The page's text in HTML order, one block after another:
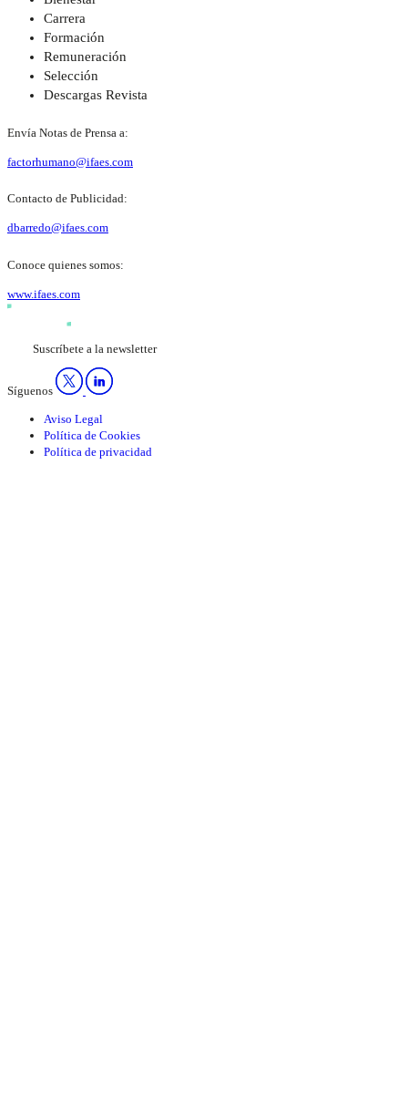
Carrera
Formación
Remuneración
Selección
Descargas Revista
Envía Notas de Prensa a:
factorhumano@ifaes.com
Contacto de Publicidad:
dbarredo@ifaes.com
Conoce quienes somos:
www.ifaes.com
Suscríbete a la newsletter
Síguenos
Aviso Legal
Política de Cookies
Política de privacidad